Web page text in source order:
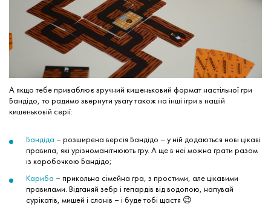
А якщо тебе приваблює зручний кишеньковий формат настільної гри
Бандідо, то радимо звернути увагу також на інші ігри в нашій
кишеньковій серії:
Бандіда – розширена версія Бандідо – у ній додаються нові цікаві
правила, які урізноманітнюють гру. А ще в неї можна грати разом
із коробочкою Бандідо;
Кариба – прикольна сімейна гра, з простими, але цікавими
правилами. Відганяй зебр і гепардів від водопою, напувай
сурікатів, мишей і слонів – і буде тобі щастя 😉